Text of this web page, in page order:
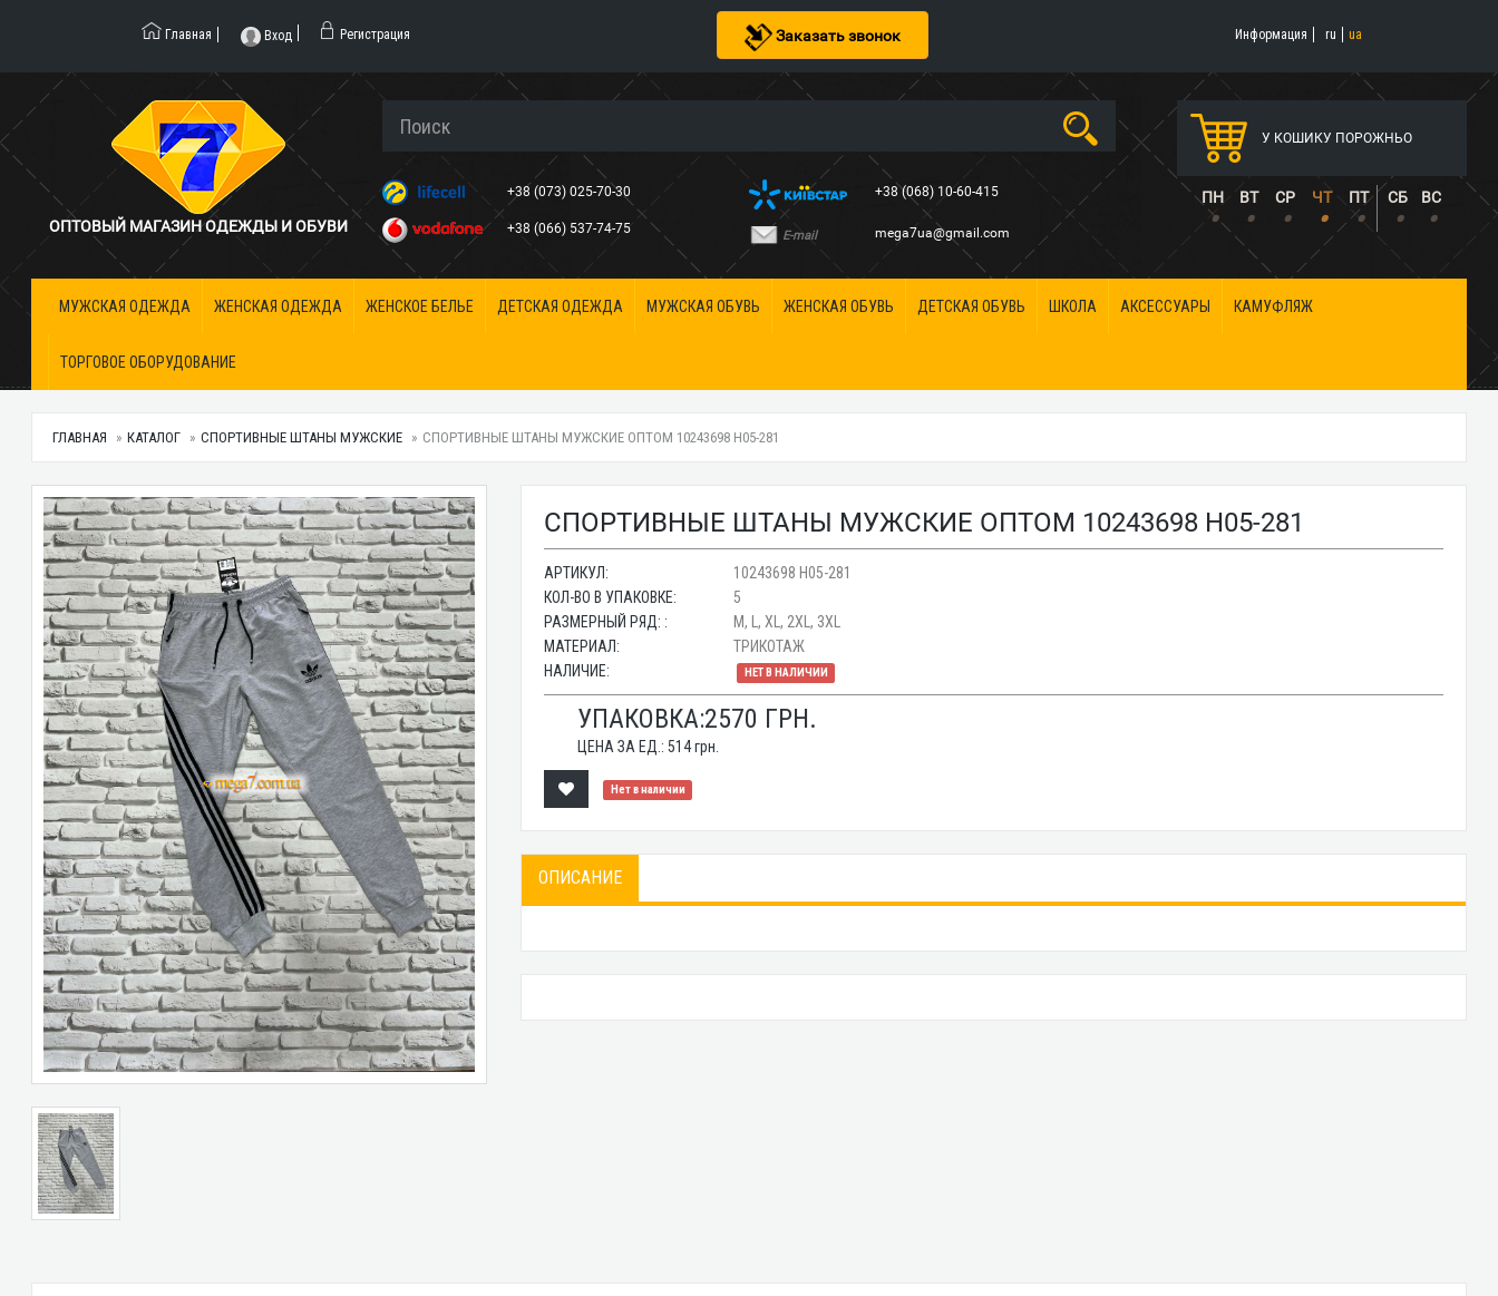
Заказать звонок
Главная Вход Регистрация Информация ru ua
ОПТОВЫЙ МАГАЗИН ОДЕЖДЫ И ОБУВИ
+38 (073) 025-70-30
+38 (066) 537-74-75
+38 (068) 10-60-415
E-mail mega7ua@gmail.com
У КОШИКУ ПОРОЖНЬО
ПН ВТ СР ЧТ ПТ СБ ВС
• • • • • • •
МУЖСКАЯ ОДЕЖДА ЖЕНСКАЯ ОДЕЖДА ЖЕНСКОЕ БЕЛЬЕ ДЕТСКАЯ ОДЕЖДА МУЖСКАЯ ОБУВЬ ЖЕНСКАЯ ОБУВЬ ДЕТСКАЯ ОБУВЬ ШКОЛА АКСЕССУАРЫ КАМУФЛЯЖ
ТОРГОВОЕ ОБОРУДОВАНИЕ
ГЛАВНАЯ КАТАЛОГ СПОРТИВНЫЕ ШТАНЫ МУЖСКИЕ СПОРТИВНЫЕ ШТАНЫ МУЖСКИЕ ОПТОМ 10243698 H05-281
СПОРТИВНЫЕ ШТАНЫ МУЖСКИЕ ОПТОМ 10243698 H05-281
АРТИКУЛ:
10243698 H05-281
КОЛ-ВО В УПАКОВКЕ:
5
РАЗМЕРНЫЙ РЯД: :
M, L, XL, 2XL, 3XL
МАТЕРИАЛ:
ТРИКОТАЖ
НАЛИЧИЕ:
НЕТ В НАЛИЧИИ
УПАКОВКА:2570 ГРН.
ЦЕНА ЗА ЕД.:514грн.
Нет в наличии
ОПИСАНИЕ